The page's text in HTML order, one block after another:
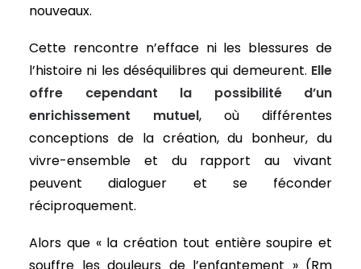
nouveaux.
Cette rencontre n’efface ni les blessures de
l’histoire ni les déséquilibres qui demeurent. Elle
offre cependant la possibilité d’un
enrichissement mutuel, où différentes
conceptions de la création, du bonheur, du
vivre-ensemble et du rapport au vivant
peuvent dialoguer et se féconder
réciproquement.
Alors que « la création tout entière soupire et